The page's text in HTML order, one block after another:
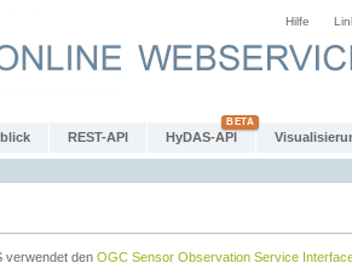
Hilfe
REST-API HyDAS-API
verwendet den OGC Sensor Observation Service